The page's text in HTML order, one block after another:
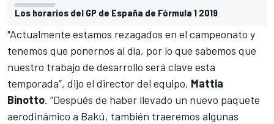
Los horarios del GP de España de Fórmula 1 2019
"Actualmente estamos rezagados en el campeonato y
tenemos que ponernos al día, por lo que sabemos que
nuestro trabajo de desarrollo será clave esta
temporada”, dijo el director del equipo, Mattia
Binotto. “Después de haber llevado un nuevo paquete
aerodinámico a Bakú, también traeremos algunas